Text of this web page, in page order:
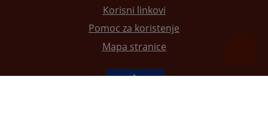
Korisni linkovi
Pomoc za koristenje
Mapa stranice